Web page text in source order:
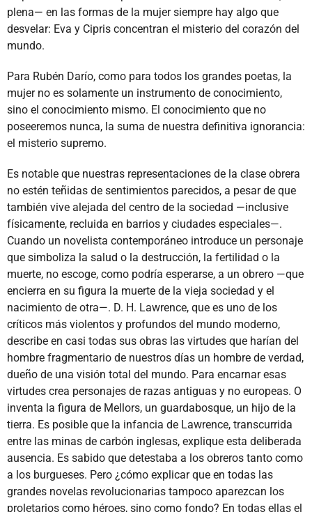
plena— en las formas de la mujer siempre hay algo que
desvelar: Eva y Cipris concentran el misterio del corazón del
mundo.
Para Rubén Darío, como para todos los grandes poetas, la
mujer no es solamente un instrumento de conocimiento,
sino el conocimiento mismo. El conocimiento que no
poseeremos nunca, la suma de nuestra definitiva ignorancia:
el misterio supremo.
Es notable que nuestras representaciones de la clase obrera
no estén teñidas de sentimientos parecidos, a pesar de que
también vive alejada del centro de la sociedad —inclusive
físicamente, recluida en barrios y ciudades especiales—.
Cuando un novelista contemporáneo introduce un personaje
que simboliza la salud o la destrucción, la fertilidad o la
muerte, no escoge, como podría esperarse, a un obrero —que
encierra en su figura la muerte de la vieja sociedad y el
nacimiento de otra—. D. H. Lawrence, que es uno de los
críticos más violentos y profundos del mundo moderno,
describe en casi todas sus obras las virtudes que harían del
hombre fragmentario de nuestros días un hombre de verdad,
dueño de una visión total del mundo. Para encarnar esas
virtudes crea personajes de razas antiguas y no europeas. O
inventa la figura de Mellors, un guardabosque, un hijo de la
tierra. Es posible que la infancia de Lawrence, transcurrida
entre las minas de carbón inglesas, explique esta deliberada
ausencia. Es sabido que detestaba a los obreros tanto como
a los burgueses. Pero ¿cómo explicar que en todas las
grandes novelas revolucionarias tampoco aparezcan los
proletarios como héroes, sino como fondo? En todas ellas el